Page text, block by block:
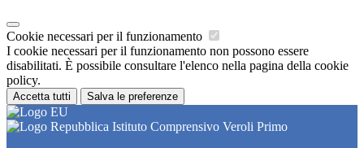
Cookie necessari per il funzionamento
I cookie necessari per il funzionamento non possono essere
disabilitati. È possibile consultare l'elenco nella pagina della cookie
policy.
Accetta tutti Salva le preferenze
Istituto Comprensivo Veroli Primo